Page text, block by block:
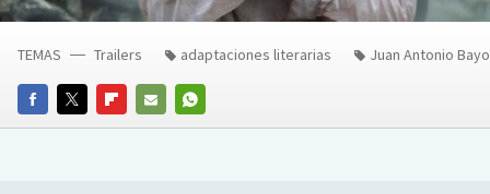
FACEBOOKTWITTERFLIPBOARD
E-
WHATSAPP
TEMAS Trailers adaptaciones literarias Juan Antonio